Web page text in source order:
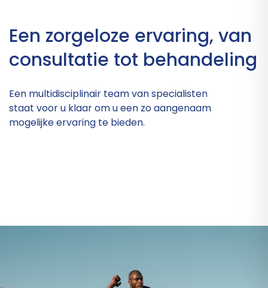
Een zorgeloze ervaring, van
consultatie tot behandeling
Een multidisciplinair team van specialisten
staat voor u klaar om u een zo aangenaam
mogelijke ervaring te bieden.